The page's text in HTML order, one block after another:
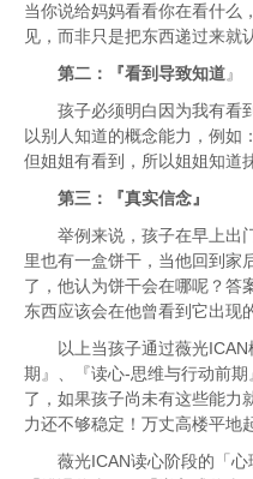
当你说给妈妈看看你在看什么
见，而非只是把东西递过来就
第二 ： 『看到导致知道』
孩子必须明白因为我有看
以别人知道的概念能力，例如
但姐姐有看到，所以姐姐知道
第三 ：
『真实信念』
举例来说，孩子在早上出
里也有一盒饼干，当他回到家
了，他认为饼干会在哪呢？答
东西应该会在他曾看到它出现
以上当孩子通过薇光
期』、『读心-思维与行动前
了，如果孩子尚未有这些能力
力还不够稳定！万丈高楼平地
薇光ICAN读心阶段的「